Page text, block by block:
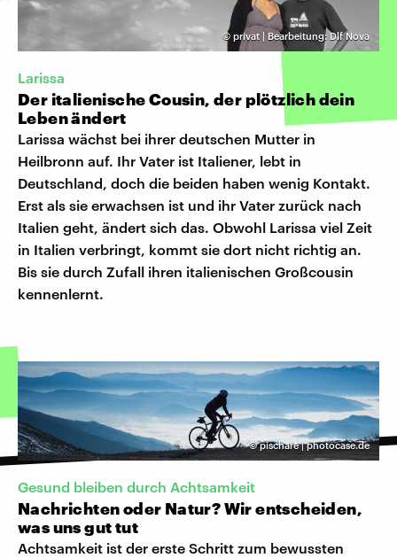
© privat | Bearbeitung: Dlf Nova
Larissa
Der italienische Cousin, der plötzlich dein
Leben ändert
Larissa wächst bei ihrer deutschen Mutter in
Heilbronn auf. Ihr Vater ist Italiener, lebt in
Deutschland, doch die beiden haben wenig Kontakt.
Erst als sie erwachsen ist und ihr Vater zurück nach
Italien geht, ändert sich das. Obwohl Larissa viel Zeit
in Italien verbringt, kommt sie dort nicht richtig an.
Bis sie durch Zufall ihren italienischen Großcousin
kennenlernt.
©pischare | photocase.de
Gesund bleiben durch Achtsamkeit
Nachrichten oder Natur? Wir entscheiden,
was uns gut tut
Achtsamkeit ist der erste Schritt zum bewussten